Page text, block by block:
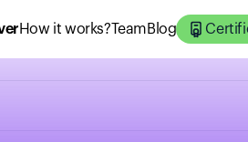
How it works?TeamBlog